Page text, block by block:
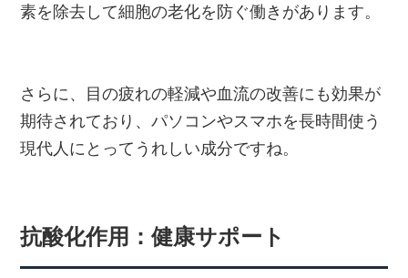
素を除去して細胞の老化を防ぐ働きがあります。
さらに、目の疲れの軽減や血流の改善にも効果が
期待されており、パソコンやスマホを長時間使う
現代人にとってうれしい成分ですね。
抗酸化作用：健康サポート